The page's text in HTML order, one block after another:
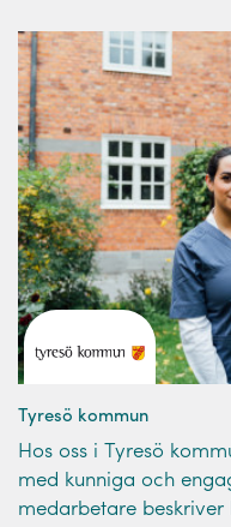
Tyresö kommun
Hos oss i Tyresö
med kunniga och
medarbetare beskriver